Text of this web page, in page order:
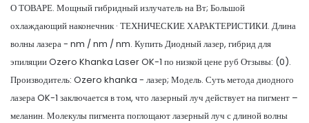
О ТОВАРЕ. Мощный гибридный излучатель на Вт; Большой
охлаждающий наконечник · ТЕХНИЧЕСКИЕ ХАРАКТЕРИСТИКИ. Длина
волны лазера - nm / nm / nm. Купить Диодный лазер, гибрид для
эпиляции Ozero Khanka Laser OK-1 по низкой цене руб Отзывы: (0).
Производитель: Ozero khanka - лазер; Модель. Суть метода диодного
лазера OK-1 заключается в том, что лазерный луч действует на пигмент –
меланин. Молекулы пигмента поглощают лазерный луч с длиной волны